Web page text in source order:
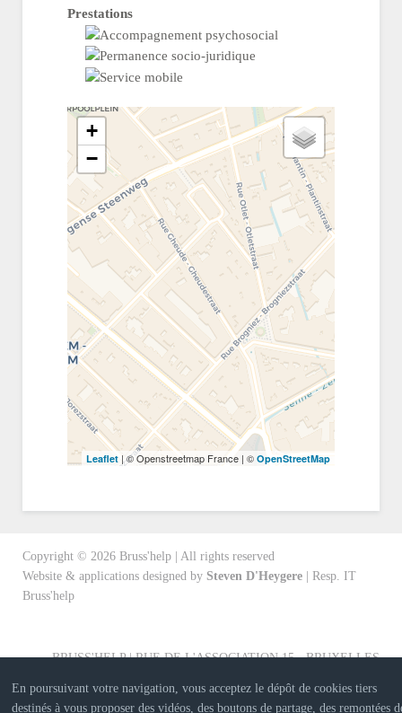
Prestations
+
−
Leaflet | © Openstreetmap France | © OpenStreetMap
Copyright © 2026 Bruss'help | All rights reserved
Website & applications designed by Steven D'Heygere | Resp. IT
Bruss'help
En poursuivant votre navigation, vous acceptez le dépôt de cookies tiers
destinés à vous proposer des vidéos, des boutons de partage, des remontées
BRUSS'HELP | RUE DE L'ASSOCIATION 15 - BRUXELLES